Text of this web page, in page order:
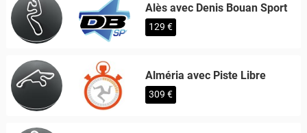
Alès avec Denis Bouan Sport
129 €
Alméria avec Piste Libre
309 €